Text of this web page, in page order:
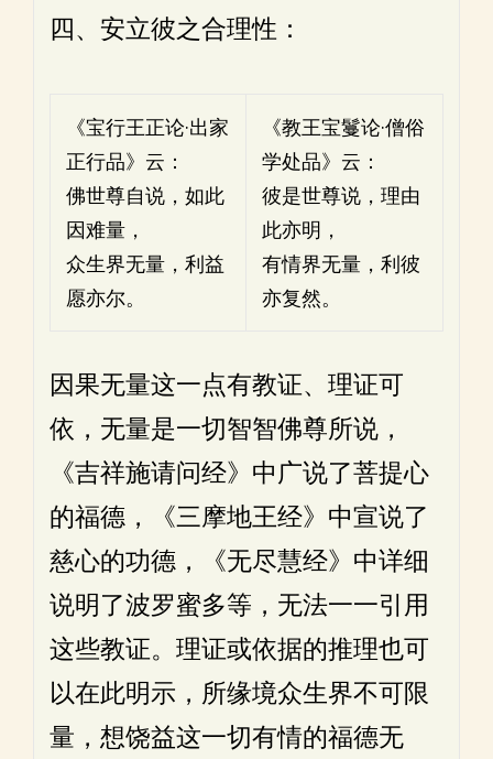
四、安立彼之合理性：
《宝行王正论·出家
正行品》云：
佛世尊自说，如此
因难量，
众生界无量，利益
愿亦尔。
《教王宝鬘论·僧俗
学处品》云：
彼是世尊说，理由
此亦明，
有情界无量，利彼
亦复然。
因果无量这一点有教证、理证可
依，无量是一切智智佛尊所说，
《吉祥施请问经》中广说了菩提心
的福德，《三摩地王经》中宣说了
慈心的功德，《无尽慧经》中详细
说明了波罗蜜多等，无法一一引用
这些教证。理证或依据的推理也可
以在此明示，所缘境众生界不可限
量，想饶益这一切有情的福德无